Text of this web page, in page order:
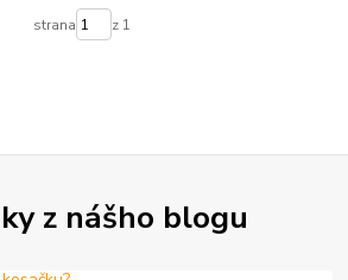
strana z 1
z nášho blogu